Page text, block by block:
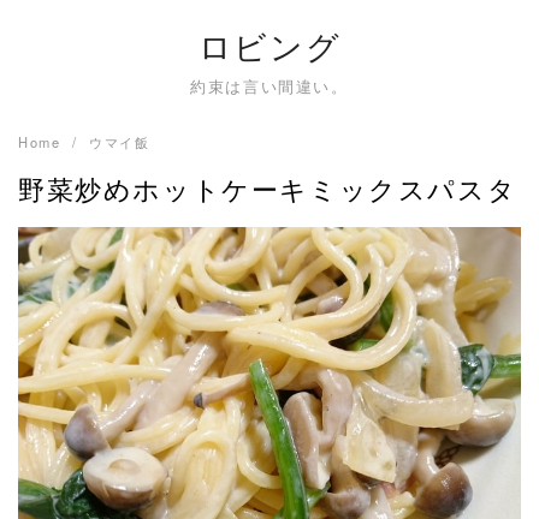
ロビング
約束は言い間違い。
Home ウマイ飯
野菜炒めホットケーキミックスパスタ